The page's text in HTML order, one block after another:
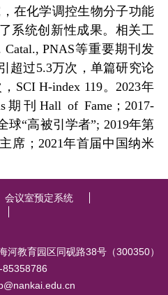
在化学调控生物分子功能
系统创新性成果。相关工
PNAS等重要期刊发
超过5.3万次，单篇研究论
SCI H-index 119。2023年
期刊 Hall of Fame ； 2017-
球“高被引学者”; 2019年第
席； 2021年首届中国纳米
会议室预定系统
河教育园区同砚路38号（300350）
85358786